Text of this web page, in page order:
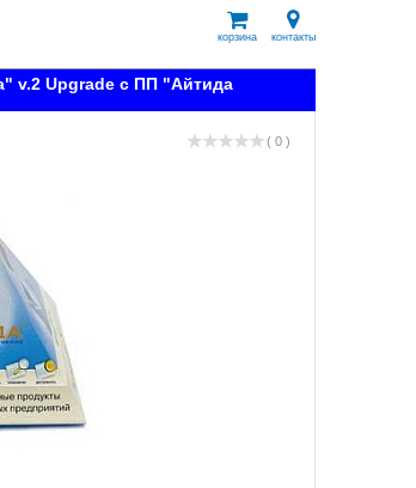
корзина контакты
v.2 Upgrade с ПП "Айтида
( 0 )